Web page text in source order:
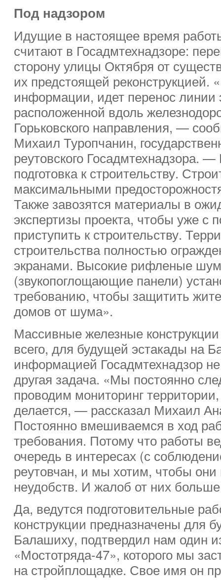
Под надзором
Идущие в настоящее время
считают в Госадмтехнадзоре:
сторону улицы Октября от
их предстоящей реконструкцией.
информации, идет перенос линии
расположенной вдоль
Горьковского направления, —
Михаил Туропчанин,
реутовского Госадмтехнадзора.
подготовка к строительству.
максимальными
Также завозятся материалы в
экспертизы проекта, чтобы уже с
приступить к строительству.
строительства полностью
экранами. Высокие рифленые
(звукопоглощающие панели)
требованию, чтобы защитить
домов от шума».
Массивные железные
всего, для будущей эстакады на
информацией Госадмтехнадзор не
другая задача. «Мы постоянно
проводим мониторинг
делается, — рассказал Михаил
Постоянно вмешиваемся в ход
требования. Потому что работы
очередь в интересах (с
реутовчан, и мы хотим, чтобы
неудобств. И жалоб от них
Да, ведутся подготовительные
конструкции предназначены для
Балашиху, подтвердил нам один
«Мостотряда-47», которого мы
на стройплощадке. Свое имя он